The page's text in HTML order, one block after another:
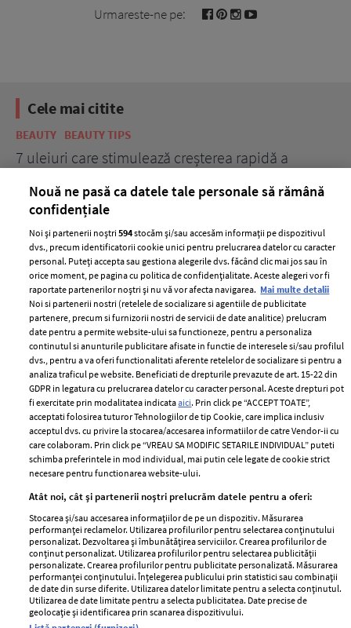
Urmareste-ne pe:
Cele mai citite
BEAUTY BEAUTY TIPS
7 uleiuri care stimulează creșterea rapidă a
ELLE Style Awards
2024
Despre ELLE
Romania
Contact
Abonamente
Termeni si conditii
Politica de
confidențialitate
Politica de cookies
Publicitate
GSP
Unica
Baby
Retete
femei
Viva
Avantaje
Retete practice
Pariază responsabil! Decizia ONJN nr. 821/25.09.2025.
Nouă ne pasă ca datele tale personale să rămână
confidențiale
Noi și partenerii noștri594stocăm și/sau accesăm informații pe dispozitivul
dvs., precum identificatorii cookie unici pentru prelucrarea datelor cu caracter
personal. Puteți accepta sau gestiona alegerile dvs. făcând clic mai jos sau în
orice moment, pe pagina cu politica de confidențialitate. Aceste alegeri vor fi
raportate partenerilor noștri și nu vă vor afecta navigarea. Mai multe detalii
Noi si partenerii nostri (retelele de socializare si agentiile de publicitate
partenere, precum si furnizorii nostri de servicii de date analitice) prelucram
date pentru a permite website-ului sa functioneze, pentru a personaliza
continutul si anunturile publicitare afisate in functie de interesele si/sau profilul
dvs., pentru a va oferi functionalitati aferente retelelor de socializare si pentru a
analiza traficul pe website. Beneficiati de drepturile prevazute de art. 15-22 din
GDPR in legatura cu prelucrarea datelor cu caracter personal. Aceste drepturi pot
fi exercitate prin modalitatea indicataaici. Prin click pe “ACCEPT TOATE”,
acceptati folosirea tuturor Tehnologiilor de tip Cookie, care implica inclusiv
acceptul dvs. cu privire la stocarea/accesarea informatiilor de catre Vendor-ii cu
care colaboram. Prin click pe “VREAU SA MODIFIC SETARILE INDIVIDUAL” puteti
schimba preferintele in mod individual, mai putin cele legate de cookie strict
necesare pentru functionarea website-ului.
Atât noi, cât și partenerii noștri prelucrăm datele pentru a oferi:
Stocarea și/sau accesarea informațiilor de pe un dispozitiv. Măsurarea
performanței reclamelor. Utilizarea profilurilor pentru selectarea conținutului
personalizat. Dezvoltarea și îmbunătățirea serviciilor. Crearea profilurilor de
conținut personalizat. Utilizarea profilurilor pentru selectarea publicității
personalizate. Crearea profilurilor pentru publicitate personalizată. Măsurarea
performanței conținutului. Înțelegerea publicului prin statistici sau combinații
de date din surse diferite. Utilizarea datelor limitate pentru a selecta conținutul.
Utilizarea de date limitate pentru a selecta publicitatea. Date precise de
geolocație și identificarea prin scanarea dispozitivului.